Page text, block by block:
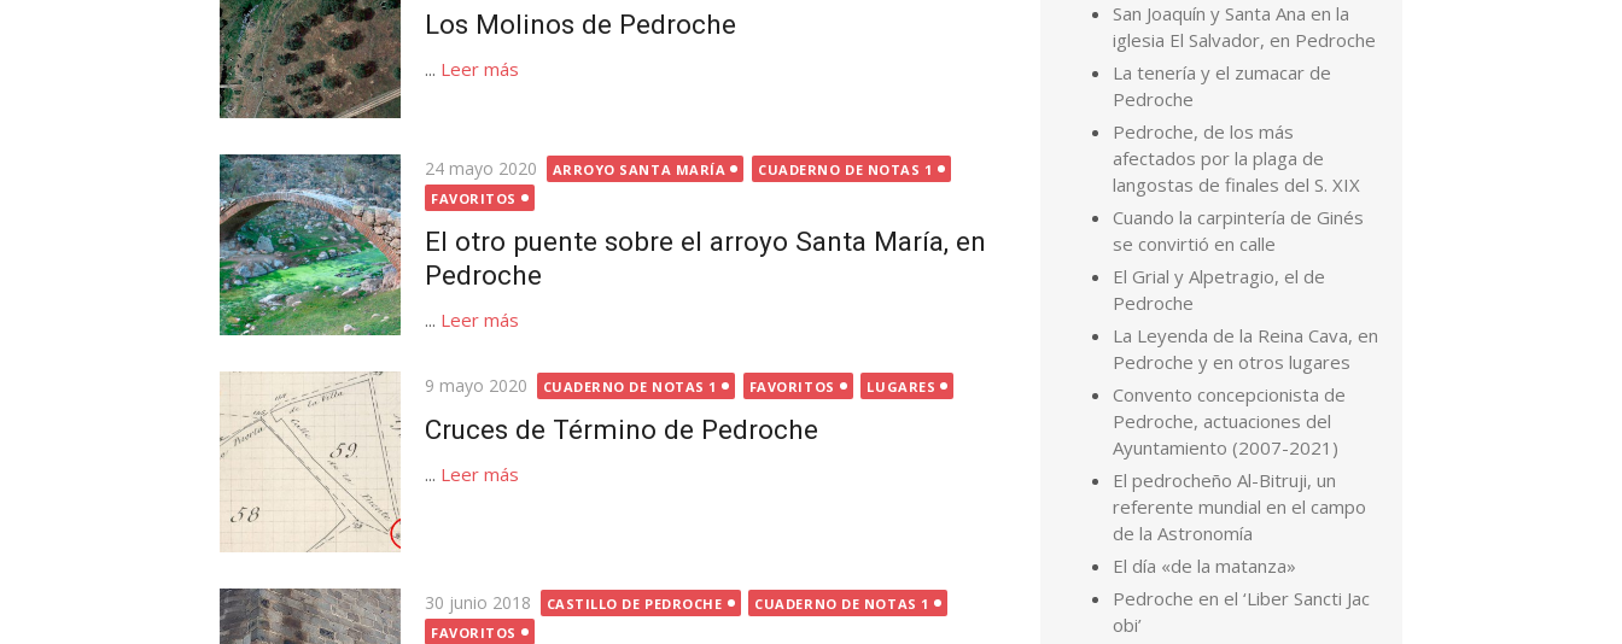
Los Molinos de Pedroche
... Leer más
Publicada
el
24 mayo 2020 ARROYO SANTA MARÍA
CUADERNO DE NOTAS 1
FAVORITOS
El otro puente sobre el arroyo Santa María, en
Pedroche
... Leer más
Publicada
9 mayo 2020 CUADERNO DE NOTAS 1 FAVORITOS LUGARES
Cruces de Término de Pedroche
... Leer más
Publicada
el
30 junio 2018 CASTILLO DE PEDROCHE
CUADERNO DE NOTAS 1
FAVORITOS
San Joaquín y Santa Ana en la
iglesia El Salvador, en Pedroche
La tenería y el zumacar de
Pedroche
Pedroche, de los más
afectados por la plaga de
langostas de finales del S. XIX
Cuando la carpintería de Ginés
se convirtió en calle
El Grial y Alpetragio, el de
Pedroche
La Leyenda de la Reina Cava, en
Pedroche y en otros lugares
Convento concepcionista de
Pedroche, actuaciones del
Ayuntamiento (2007-2021)
El pedrocheño Al-Bitruji, un
referente mundial en el campo
de la Astronomía
El día «de la matanza»
Pedroche en el ‘Liber Sancti Jac
obi’